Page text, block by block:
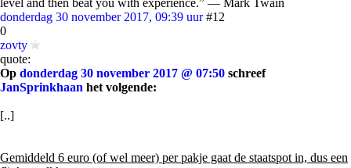
level and then beat you with experience.” ― Mark Twain
donderdag 30 november 2017, 09:39 uur #12
0
zovty
quote:
Op donderdag 30 november 2017 @ 07:50 schreef
JanSprinkhaan het volgende:
[..]
Gemiddeld 6 euro (of wel meer) per pakje gaat de staatspot in, dus een